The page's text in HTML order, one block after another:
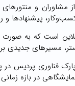
مشاوران و
پیشنهادها و
است که به
مسیرهای جدیدی
فناوری پردیس در
در بازه